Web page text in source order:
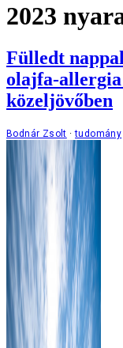
2023
Fülledt
olajfa-
közeljövőben
Bodnár Zsolt tudomány